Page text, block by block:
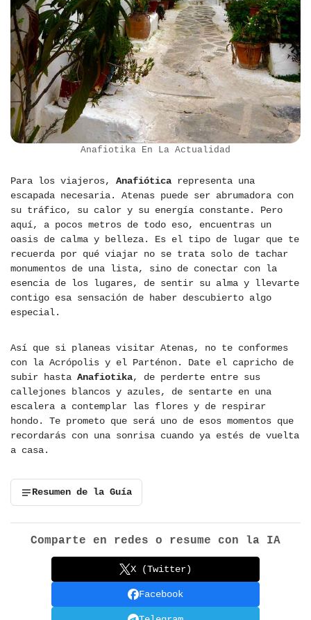
Anafiotika En La Actualidad
Para los viajeros, Anafiótica representa una
escapada necesaria. Atenas puede ser abrumadora con
su tráfico, su calor y su energía constante. Pero
aquí, a pocos metros de todo eso, encuentras un
oasis de calma y belleza. Es el tipo de lugar que te
recuerda por qué viajar no se trata solo de tachar
monumentos de una lista, sino de conectar con la
esencia de los lugares, de sentir su alma y llevarte
contigo esa sensación de haber descubierto algo
especial.
Así que si planeas visitar Atenas, no te conformes
con la Acrópolis y el Parténon. Date el capricho de
subir hasta Anafiotika, de perderte entre sus
callejones blancos y azules, de sentarte en una
escalera a contemplar las flores y de respirar
hondo. Te prometo que será uno de esos momentos que
recordarás con una sonrisa cuando ya estés de vuelta
a casa.
Resumen de la Guía
Comparte en redes o resume con la IA
X (Twitter)
Facebook